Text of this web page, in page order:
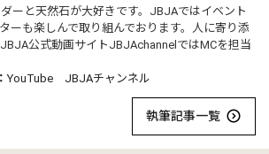
ーと天然石が大好きです。JBJAではイベント
ーも楽しんで取り組んでおります。人に寄り添
公式動画サイトJBJAchannelではMCを担当
YouTube JBJAチャンネル
執筆記事一覧